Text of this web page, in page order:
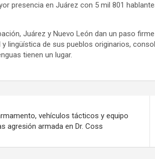
presencia en Juárez con 5 mil 801
Juárez y Nuevo León dan un paso
y lingüística de sus pueblos originarios,
tienen un lugar.
vehículos tácticos y equipo
agresión armada en Dr. Coss